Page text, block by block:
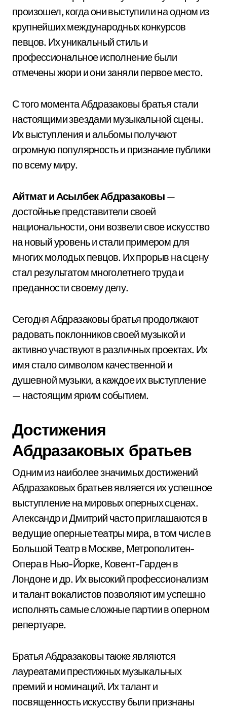
произошел, когда они выступили на одном из
крупнейших международных конкурсов
певцов. Их уникальный стиль и
профессиональное исполнение были
отмечены жюри и они заняли первое место.
С того момента Абдразаковы братья стали
настоящими звездами музыкальной сцены.
Их выступления и альбомы получают
огромную популярность и признание публики
по всему миру.
Айтмат и Асылбек Абдразаковы —
достойные представители своей
национальности, они возвели свое искусство
на новый уровень и стали примером для
многих молодых певцов. Их прорыв на сцену
стал результатом многолетнего труда и
преданности своему делу.
Сегодня Абдразаковы братья продолжают
радовать поклонников своей музыкой и
активно участвуют в различных проектах. Их
имя стало символом качественной и
душевной музыки, а каждое их выступление
— настоящим ярким событием.
Достижения
Абдразаковых братьев
Одним из наиболее значимых достижений
Абдразаковых братьев является их успешное
выступление на мировых оперных сценах.
Александр и Дмитрий часто приглашаются в
ведущие оперные театры мира, в том числе в
Большой Театр в Москве, Метрополитен-
Опера в Нью-Йорке, Ковент-Гарден в
Лондоне и др. Их высокий профессионализм
и талант вокалистов позволяют им успешно
исполнять самые сложные партии в оперном
репертуаре.
Братья Абдразаковы также являются
лауреатами престижных музыкальных
премий и номинаций. Их талант и
посвященность искусству были признаны